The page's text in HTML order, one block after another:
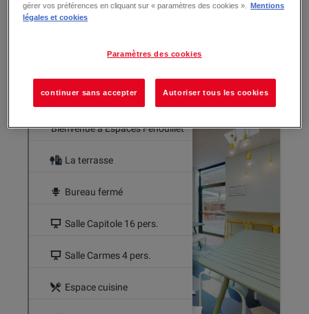
Profitez de notre visite virtuelle.
gérer vos préférences en cliquant sur « paramètres des cookies ».
Mentions
légales et cookies
Paramètres des cookies
continuer sans accepter Autoriser tous les cookies